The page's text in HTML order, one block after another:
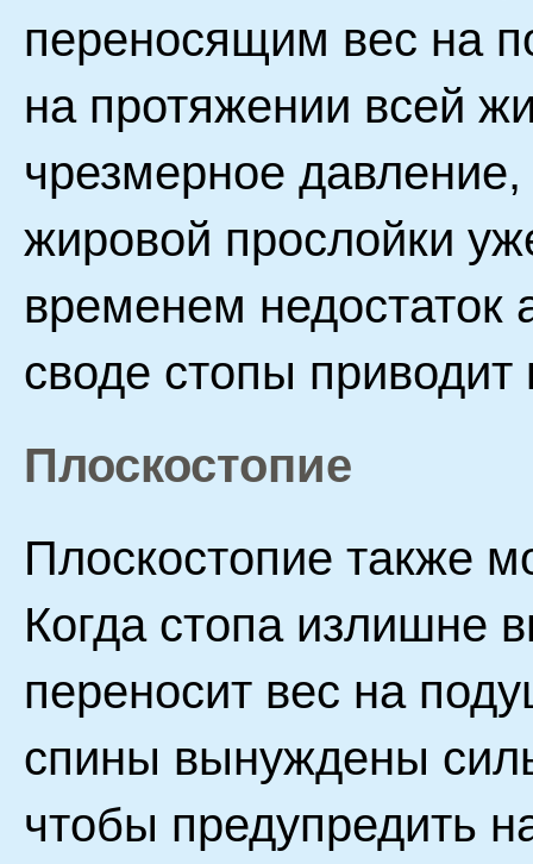
переносящим вес на
на протяжении всей
чрезмерное
жировой прослойки
временем недостаток
своде стопы
Плоскостопие
Плоскостопие также
Когда стопа излишне
переносит вес на
спины вынуждены
чтобы предупредить